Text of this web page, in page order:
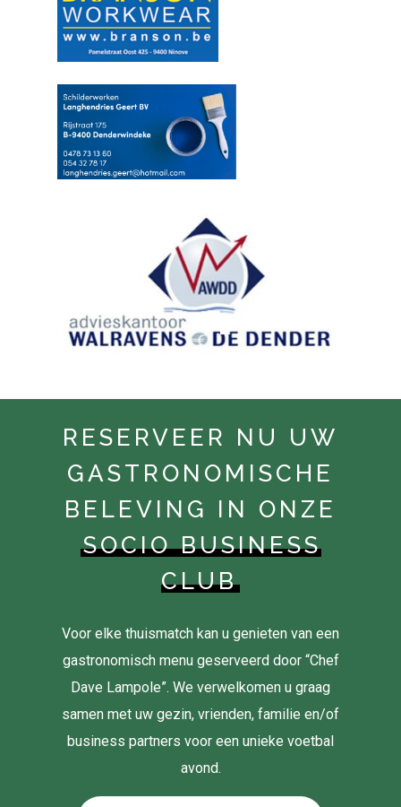
RESERVEER NU UW
GASTRONOMISCHE
BELEVING IN ONZE
SOCIO BUSINESS
CLUB
Voor elke thuismatch kan u genieten van een
gastronomisch menu geserveerd door “Chef
Dave Lampole”. We verwelkomen u graag
samen met uw gezin, vrienden, familie en/of
business partners voor een unieke voetbal
avond.